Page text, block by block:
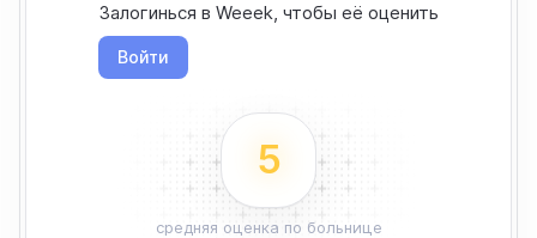
5
средняя оценка по больнице
Залогинься в Weeek, чтобы её оценить
Войти